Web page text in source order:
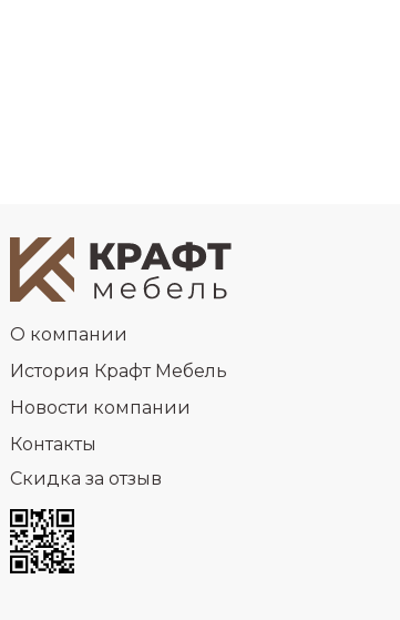
О компании
История Крафт Мебель
Новости компании
Контакты
Скидка за отзыв